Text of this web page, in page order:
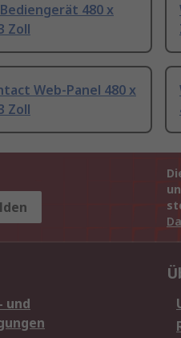
480 x
Zoll
Web-Panel 480 x
Zoll
und